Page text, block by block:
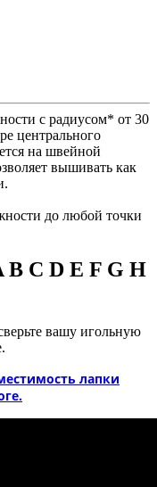
с радиусом* от 30
центрального
на швейной
вышивать как
до любой точки
B C D E F G H
вашу игольную
лапки